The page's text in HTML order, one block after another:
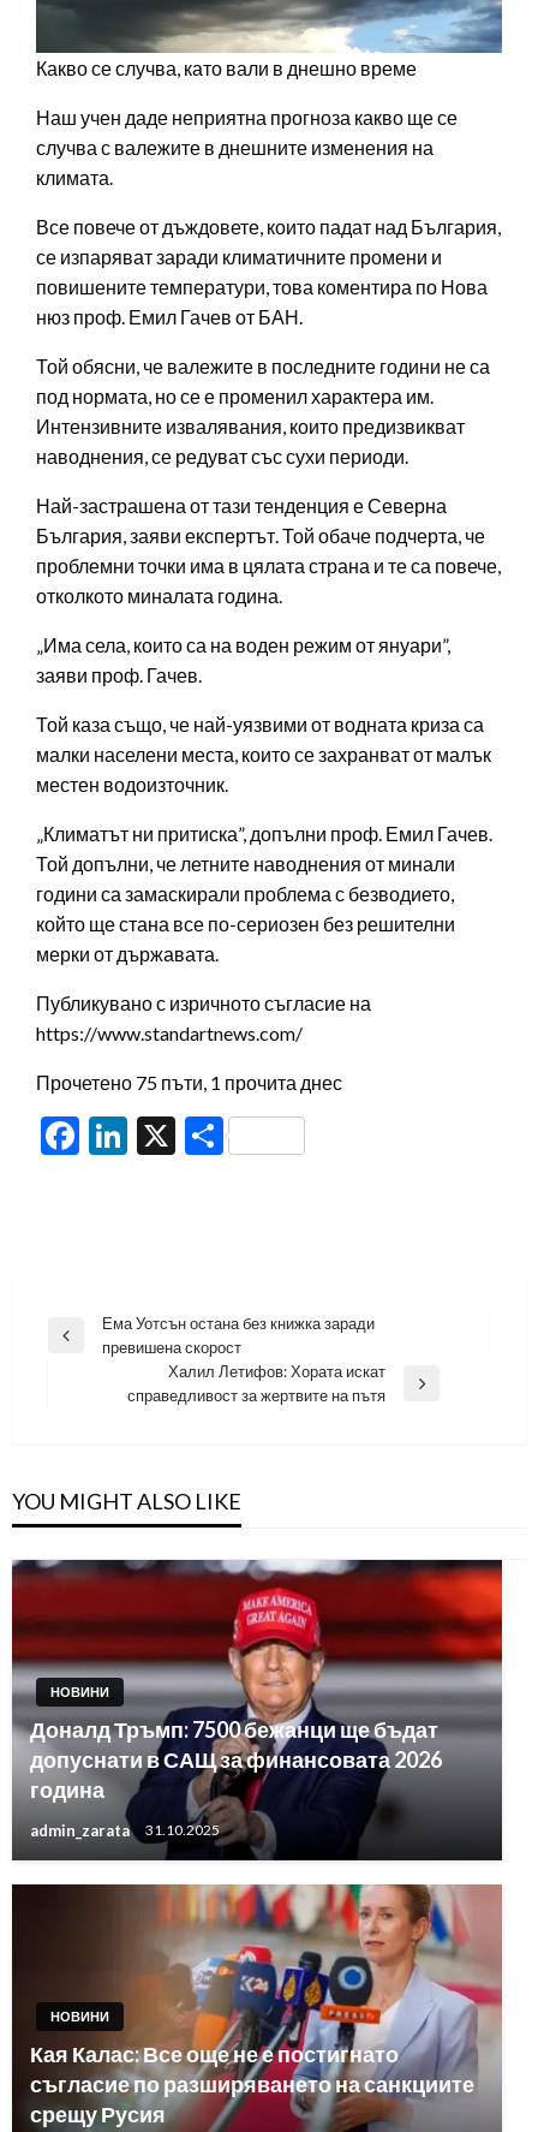
Какво се случва, като вали в днешно време
Наш учен даде неприятна прогноза какво ще се
случва с валежите в днешните изменения на
климата.
Все повече от дъждовете, които падат над България,
се изпаряват заради климатичните промени и
повишените температури, това коментира по Нова
нюз проф. Емил Гачев от БАН.
Той обясни, че валежите в последните години не са
под нормата, но се е променил характера им.
Интензивните извалявания, които предизвикват
наводнения, се редуват със сухи периоди.
Най-застрашена от тази тенденция е Северна
България, заяви експертът. Той обаче подчерта, че
проблемни точки има в цялата страна и те са повече,
отколкото миналата година.
„Има села, които са на воден режим от януари”,
заяви проф. Гачев.
Той каза също, че най-уязвими от водната криза са
малки населени места, които се захранват от малък
местен водоизточник.
„Климатът ни притиска”, допълни проф. Емил Гачев.
Той допълни, че летните наводнения от минали
години са замаскирали проблема с безводието,
който ще стана все по-сериозен без решителни
мерки от държавата.
Публикувано с изричното съгласие на
https://www.standartnews.com/
Прочетено 75 пъти, 1 прочита днес
Facebook
LinkedIn
X Share
Навигация
Previous
Ема Уотсън остана без книжка заради
превишена скорост
Халил Летифов: Хората искат
справедливост за жертвите на пътя
YOU MIGHT ALSO LIKE
НОВИНИ
Доналд Тръмп: 7500 бежанци ще бъдат
допуснати в САЩ за финансовата 2026
година
admin_zarata 31.10.2025
НОВИНИ
Кая Калас: Все още не е постигнато
съгласие по разширяването на санкциите
срещу Русия